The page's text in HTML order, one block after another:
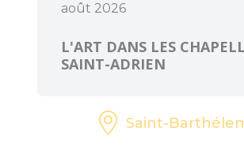
août 2026
L'ART DANS LES
SAINT-ADRIEN
Saint-